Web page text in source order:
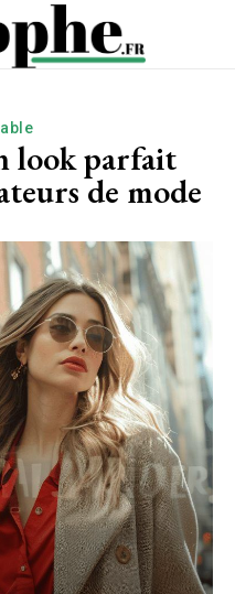
look parfait
de mode